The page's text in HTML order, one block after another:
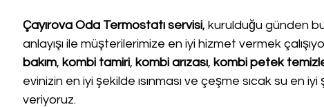
Çayırova Oda Termostatı servisi, kurulduğu günden
anlayışı ile müşterilerimize en iyi hizmet vermek
bakım, kombi tamiri, kombi arızası, kombi petek
evinizin en iyi şekilde ısınması ve çeşme sıcak su en
veriyoruz.